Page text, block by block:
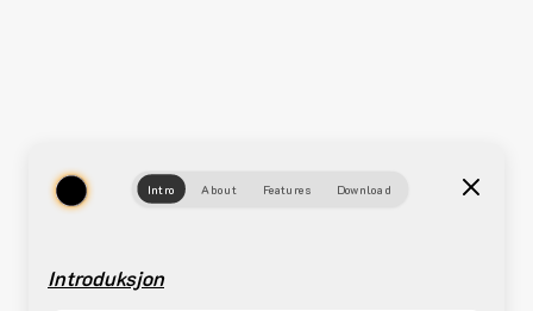
Intro About Features Download
Introduksjon